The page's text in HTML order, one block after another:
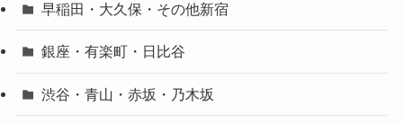
早稲田・大久保・その他新宿
銀座・有楽町・日比谷
渋谷・青山・赤坂・乃木坂